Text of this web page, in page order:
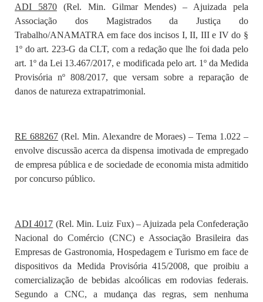
ADI 5870(Rel. Min. Gilmar Mendes) – Ajuizada pela
Associação dos Magistrados da Justiça do
Trabalho/ANAMATRA em face dos incisos I, II, III e IV do §
1º do art. 223-G da CLT, com a redação que lhe foi dada pelo
art. 1º da Lei 13.467/2017, e modificada pelo art. 1º da Medida
Provisória nº 808/2017, que versam sobre a reparação de
danos de natureza extrapatrimonial.
RE 688267(Rel. Min. Alexandre de Moraes) – Tema 1.022 –
envolve discussão acerca da dispensa imotivada de empregado
de empresa pública e de sociedade de economia mista admitido
por concurso público.
ADI 4017 (Rel. Min. Luiz Fux) – Ajuizada pela Confederação
Nacional do Comércio (CNC) e Associação Brasileira das
Empresas de Gastronomia, Hospedagem e Turismo em face de
dispositivos da Medida Provisória 415/2008, que proibiu a
comercialização de bebidas alcoólicas em rodovias federais.
Segundo a CNC, a mudança das regras, sem nenhuma